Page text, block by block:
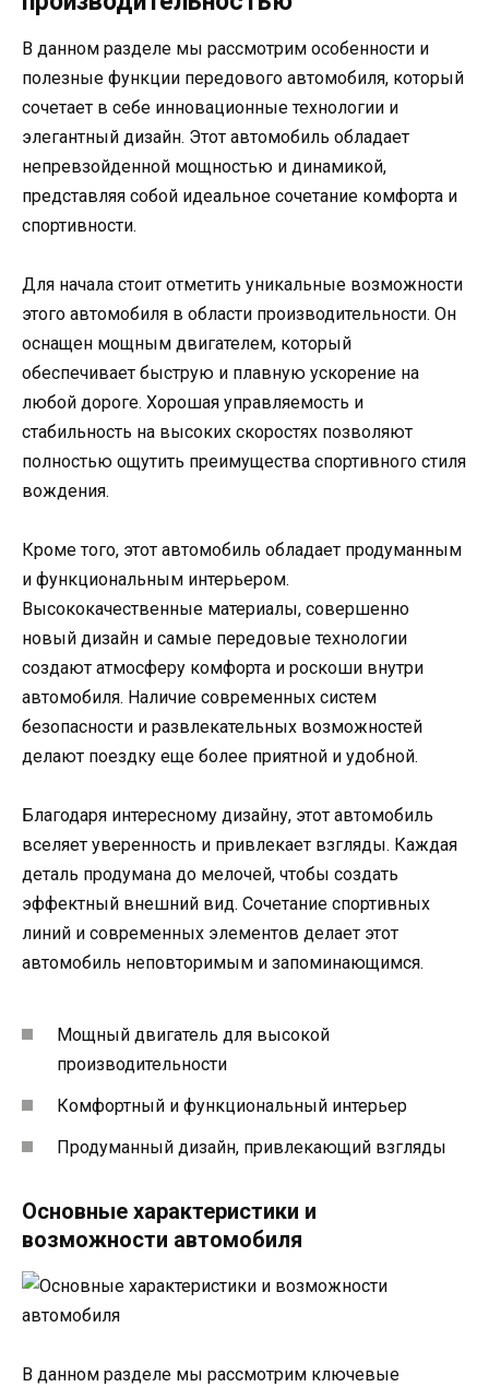
В данном разделе мы рассмотрим особенности и
полезные функции передового автомобиля, который
сочетает в себе инновационные технологии и
элегантный дизайн. Этот автомобиль обладает
непревзойденной мощностью и динамикой,
представляя собой идеальное сочетание комфорта и
спортивности.
Для начала стоит отметить уникальные возможности
этого автомобиля в области производительности. Он
оснащен мощным двигателем, который
обеспечивает быструю и плавную ускорение на
любой дороге. Хорошая управляемость и
стабильность на высоких скоростях позволяют
полностью ощутить преимущества спортивного стиля
вождения.
Кроме того, этот автомобиль обладает продуманным
и функциональным интерьером.
Высококачественные материалы, совершенно
новый дизайн и самые передовые технологии
создают атмосферу комфорта и роскоши внутри
автомобиля. Наличие современных систем
безопасности и развлекательных возможностей
делают поездку еще более приятной и удобной.
Благодаря интересному дизайну, этот автомобиль
вселяет уверенность и привлекает взгляды. Каждая
деталь продумана до мелочей, чтобы создать
эффектный внешний вид. Сочетание спортивных
линий и современных элементов делает этот
автомобиль неповторимым и запоминающимся.
Мощный двигатель для высокой
производительности
Комфортный и функциональный интерьер
Продуманный дизайн, привлекающий взгляды
Основные характеристики и
возможности автомобиля
В данном разделе мы рассмотрим ключевые